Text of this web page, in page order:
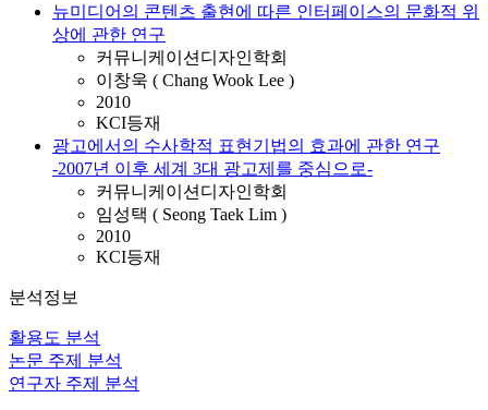
뉴미디어의 콘텐츠 출현에 따른 인터페이스의 문화적 위
상에 관한 연구
커뮤니케이션디자인학회
이창욱 ( Chang Wook Lee )
2010
KCI등재
광고에서의 수사학적 표현기법의 효과에 관한 연구
-2007년 이후 세계 3대 광고제를 중심으로-
커뮤니케이션디자인학회
임성택 ( Seong Taek Lim )
2010
KCI등재
분석정보
활용도 분석
논문 주제 분석
연구자 주제 분석